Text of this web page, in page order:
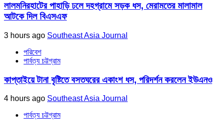
লালমনিরহাটের পাহাড়ি ঢলে দহগ্রামে সড়ক ধস, মেরামতের মালামাল
আটকে দিল বিএসএফ
3 hours ago Southeast Asia Journal
পরিবেশ
পার্বত্য চট্টগ্রাম
কাপ্তাইয়ে টানা বৃষ্টিতে বসতঘরের একাংশ ধস, পরিদর্শন করলেন ইউএনও
4 hours ago Southeast Asia Journal
পার্বত্য চট্টগ্রাম